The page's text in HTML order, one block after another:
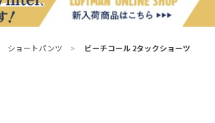
ショートパンツ > ビーチコール 2タックショーツ